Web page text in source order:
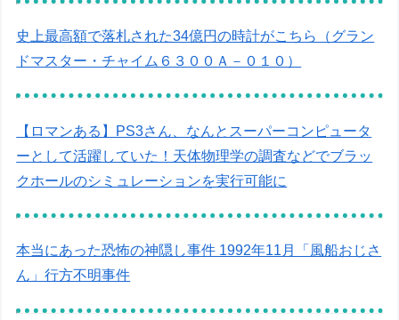
史上最高額で落札された34億円の時計がこちら（グラン
ドマスター・チャイム６３００Ａ－０１０）
【ロマンある】PS3さん、なんとスーパーコンピュータ
ーとして活躍していた！天体物理学の調査などでブラッ
クホールのシミュレーションを実行可能に
本当にあった恐怖の神隠し事件 1992年11月「風船おじさ
ん」行方不明事件